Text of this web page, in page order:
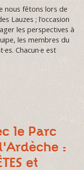
nous fêtons lors de
Lauzes ; l’occasion
les perspectives à
les membres du
Chacun·e est
le Parc
:
et